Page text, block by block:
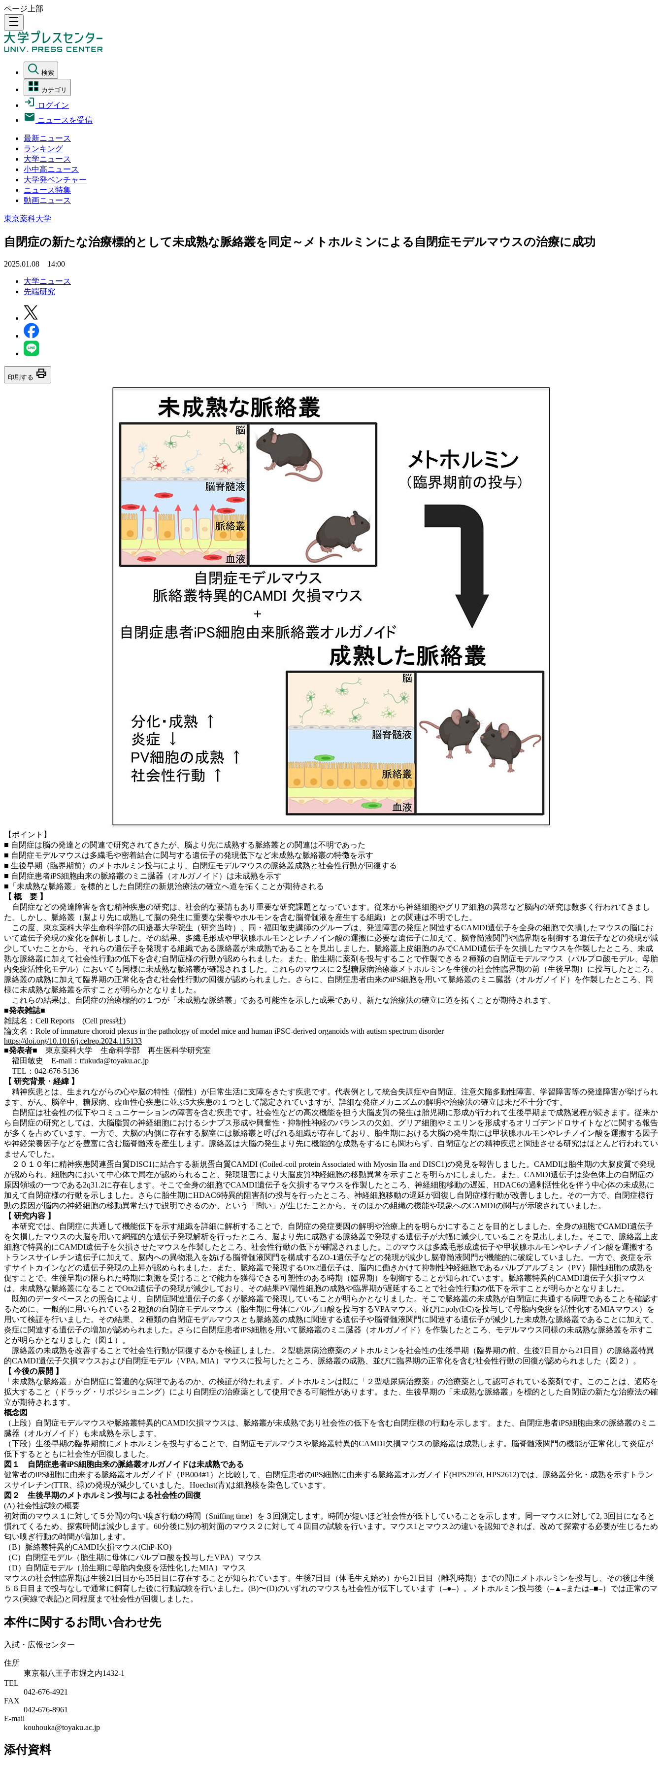
ページ上部
density_medium
検索
カテゴリ
ログイン
ニュースを受信
最新ニュース
ランキング
大学ニュース
小中高ニュース
大学発ベンチャー
ニュース特集
動画ニュース
東京薬科大学
自閉症の新たな治療標的として未成熟な脈絡叢を同定～メトホルミンによる自閉症モデルマウスの治療に成功
2025.01.08 14:00
大学ニュース
先端研究
印刷する print
【ポイント】
■ 自閉症は脳の発達との関連で研究されてきたが、脳より先に成熟する脈絡叢との関連は不明であった
■ 自閉症モデルマウスは多繊毛や密着結合に関与する遺伝子の発現低下など未成熟な脈絡叢の特徴を示す
■ 生後早期（臨界期前）のメトホルミン投与により、自閉症モデルマウスの脈絡叢成熟と社会性行動が回復する
■ 自閉症患者iPS細胞由来の脈絡叢のミニ臓器（オルガノイド）は未成熟を示す
■「未成熟な脈絡叢」を標的とした自閉症の新規治療法の確立へ道を拓くことが期待される
【 概 要 】
自閉症などの発達障害を含む精神疾患の研究は、社会的な要請もあり重要な研究課題となっています。従来から神経細胞やグリア細胞の異常など脳内の研究は数多く行われてきまし
た。しかし、脈絡叢（脳より先に成熟して脳の発生に重要な栄養やホルモンを含む脳脊髄液を産生する組織）との関連は不明でした。
この度、東京薬科大学生命科学部の田邉基大学院生（研究当時）、同・福田敏史講師のグループは、発達障害の発症と関連するCAMDI遺伝子を全身の細胞で欠損したマウスの脳にお
いて遺伝子発現の変化を解析しました。その結果、多繊毛形成や甲状腺ホルモンとレチノイン酸の運搬に必要な遺伝子に加えて、脳脊髄液関門や臨界期を制御する遺伝子などの発現が減
少していたことから、それらの遺伝子を発現する組織である脈絡叢が未成熟であることを見出しました。脈絡叢上皮細胞のみでCAMDI遺伝子を欠損したマウスを作製したところ、未成
熟な脈絡叢に加えて社会性行動の低下を含む自閉症様の行動が認められました。また、胎生期に薬剤を投与することで作製できる２種類の自閉症モデルマウス（バルプロ酸モデル、母胎
内免疫活性化モデル）においても同様に未成熟な脈絡叢が確認されました。これらのマウスに２型糖尿病治療薬メトホルミンを生後の社会性臨界期の前（生後早期）に投与したところ、
脈絡叢の成熟に加えて臨界期の正常化を含む社会性行動の回復が認められました。さらに、自閉症患者由来のiPS細胞を用いて脈絡叢のミニ臓器（オルガノイド）を作製したところ、同
様に未成熟な脈絡叢を示すことが明らかとなりました。
これらの結果は、自閉症の治療標的の１つが「未成熟な脈絡叢」である可能性を示した成果であり、新たな治療法の確立に道を拓くことが期待されます。
■発表雑誌■
雑誌名：Cell Reports (Cell press社)
論文名：Role of immature choroid plexus in the pathology of model mice and human iPSC-derived organoids with autism spectrum disorder
https://doi.org/10.1016/j.celrep.2024.115133
■発表者■ 東京薬科大学 生命科学部 再生医科学研究室
福田敏史 E-mail：tfukuda@toyaku.ac.jp
TEL：042-676-5136
【 研究背景・経緯 】
精神疾患とは、生まれながらの心や脳の特性（個性）が日常生活に支障をきたす疾患です。代表例として統合失調症や自閉症、注意欠陥多動性障害、学習障害等の発達障害が挙げられ
ます。がん、脳卒中、糖尿病、虚血性心疾患に並ぶ5大疾患の１つとして認定されていますが、詳細な発症メカニズムの解明や治療法の確立は未だ不十分です。
自閉症は社会性の低下やコミュニケーションの障害を含む疾患です。社会性などの高次機能を担う大脳皮質の発生は胎児期に形成が行われて生後早期まで成熟過程が続きます。従来か
ら自閉症の研究としては、大脳脂質の神経細胞におけるシナプス形成や興奮性・抑制性神経のバランスの欠如、グリア細胞やミエリンを形成するオリゴデンドロサイトなどに関する報告
が多くを占めています。一方で、大脳の内側に存在する脳室には脈絡叢と呼ばれる組織が存在しており、胎生期における大脳の発生期には甲状腺ホルモンやレチノイン酸を運搬する因子
や神経栄養因子などを豊富に含む脳脊髄液を産生します。脈絡叢は大脳の発生より先に機能的な成熟をするにも関わらず、自閉症などの精神疾患と関連させる研究はほとんど行われてい
ませんでした。
２０１０年に精神疾患関連蛋白質DISC1に結合する新規蛋白質CAMDI (Coiled-coil protein Associated with Myosin IIa and DISC1)の発見を報告しました。CAMDIは胎生期の大脳皮質で発現
が認められ、細胞内において中心体で局在が認められること、発現阻害により大脳皮質神経細胞の移動異常を示すことを明らかにしました。また、CAMDI遺伝子は染色体上の自閉症の
原因領域の一つである2q31.2に存在します。そこで全身の細胞でCAMDI遺伝子を欠損するマウスを作製したところ、神経細胞移動の遅延、HDAC6の過剰活性化を伴う中心体の未成熟に
加えて自閉症様の行動を示しました。さらに胎生期にHDAC6特異的阻害剤の投与を行ったところ、神経細胞移動の遅延が回復し自閉症様行動が改善しました。その一方で、自閉症様行
動の原因が脳内の神経細胞の移動異常だけで説明できるのか、という「問い」が生じたことから、そのほかの組織の機能や現象へのCAMDIの関与が示唆されていました。
【 研究内容 】
本研究では、自閉症に共通して機能低下を示す組織を詳細に解析することで、自閉症の発症要因の解明や治療上的を明らかにすることを目的としました。全身の細胞でCAMDI遺伝子
を欠損したマウスの大脳を用いて網羅的な遺伝子発現解析を行ったところ、脳より先に成熟する脈絡叢で発現する遺伝子が大幅に減少していることを見出しました。そこで、脈絡叢上皮
細胞で特異的にCAMDI遺伝子を欠損させたマウスを作製したところ、社会性行動の低下が確認されました。このマウスは多繊毛形成遺伝子や甲状腺ホルモンやレチノイン酸を運搬する
トランスサイレチン遺伝子に加えて、脳内への異物混入を妨げる脳脊髄液関門を構成するZO-1遺伝子などの発現が減少し脳脊髄液関門が機能的に破綻していました。一方で、炎症を示
すサイトカインなどの遺伝子発現の上昇が認められました。また、脈絡叢で発現するOtx2遺伝子は、脳内に働きかけて抑制性神経細胞であるパルブアルブミン（PV）陽性細胞の成熟を
促すことで、生後早期の限られた時期に刺激を受けることで能力を獲得できる可塑性のある時期（臨界期）を制御することが知られています。脈絡叢特異的CAMDI遺伝子欠損マウス
は、未成熟な脈絡叢になることでOtx2遺伝子の発現が減少しており、その結果PV陽性細胞の成熟や臨界期が遅延することで社会性行動の低下を示すことが明らかとなりました。
既知のデータベースとの照合により、自閉症関連遺伝子の多くが脈絡叢で発現していることが明らかとなりました。そこで脈絡叢の未成熟が自閉症に共通する病理であることを確認す
るために、一般的に用いられている２種類の自閉症モデルマウス（胎生期に母体にバルプロ酸を投与するVPAマウス、並びにpoly(I:C)を投与して母胎内免疫を活性化するMIAマウス）を
用いて検証を行いました。その結果、２種類の自閉症モデルマウスとも脈絡叢の成熟に関連する遺伝子や脳脊髄液関門に関連する遺伝子が減少した未成熟な脈絡叢であることに加えて、
炎症に関連する遺伝子の増加が認められました。さらに自閉症患者iPS細胞を用いて脈絡叢のミニ臓器（オルガノイド）を作製したところ、モデルマウス同様の未成熟な脈絡叢を示すこ
とが明らかとなりました（図１）。
脈絡叢の未成熟を改善することで社会性行動が回復するかを検証しました。２型糖尿病治療薬のメトホルミンを社会性の生後早期（臨界期の前、生後7日目から21日目）の脈絡叢特異
的CAMDI遺伝子欠損マウスおよび自閉症モデル（VPA, MIA）マウスに投与したところ、脈絡叢の成熟、並びに臨界期の正常化を含む社会性行動の回復が認められました（図２）。
【 今後の展開 】
「未成熟な脈絡叢」が自閉症に普遍的な病理であるのか、の検証が待たれます。メトホルミンは既に「２型糖尿病治療薬」の治療薬として認可されている薬剤です。このことは、適応を
拡大すること（ドラッグ・リポジショニング）により自閉症の治療薬として使用できる可能性があります。また、生後早期の「未成熟な脈絡叢」を標的とした自閉症の新たな治療法の確
立が期待されます。
概念図
（上段）自閉症モデルマウスや脈絡叢特異的CAMDI欠損マウスは、脈絡叢が未成熟であり社会性の低下を含む自閉症様の行動を示します。また、自閉症患者iPS細胞由来の脈絡叢のミニ
臓器（オルガノイド）も未成熟を示します。
（下段）生後早期の臨界期前にメトホルミンを投与することで、自閉症モデルマウスや脈絡叢特異的CAMDI欠損マウスの脈絡叢は成熟します。脳脊髄液関門の機能が正常化して炎症が
低下するとともに社会性が回復しました。
図 １
自閉症患者iPS細胞由来の脈絡叢オルガノイドは未成熟である
健常者のiPS細胞に由来する脈絡叢オルガノイド（PB004#1）と比較して、自閉症患者のiPS細胞に由来する脈絡叢オルガノイド(HPS2959, HPS2612)では、脈絡叢分化・成熟を示すトラン
スサイレチン(TTR、緑)の発現が減少していました。Hoechst(青)は細胞核を染色しています。
図 ２
生後早期のメトホルミン投与による社会性の回復
(A) 社会性試験の概要
初対面のマウス１に対して５分間の匂い嗅ぎ行動の時間（Sniffing time）を３回測定します。時間が短いほど社会性が低下していることを示します。同一マウスに対して2, 3回目になると
慣れてくるため、探索時間は減少します。60分後に別の初対面のマウス２に対して４回目の試験を行います。マウス1とマウス2の違いを認知できれば、改めて探索する必要が生じるため
匂い嗅ぎ行動の時間が増加します。
（B）脈絡叢特異的CAMDI欠損マウス(ChP-KO)
（C）自閉症モデル（胎生期に母体にバルプロ酸を投与したVPA）マウス
（D）自閉症モデル（胎生期に母胎内免疫を活性化したMIA）マウス
マウスの社会性臨界期は生後21日目から35日目に存在することが知られています。生後7日目（体毛生え始め）から21日目（離乳時期）までの間にメトホルミンを投与し、その後は生後
５６日目まで投与なしで通常に飼育した後に行動試験を行いました。(B)〜(D)のいずれのマウスも社会性が低下しています（–●–）。メトホルミン投与後（–▲–または–■–）では正常のマ
ウス(実線で表記)と同程度まで社会性が回復しました。
本件に関するお問い合わせ先
入試・広報センター
住所
東京都八王子市堀之内1432-1
TEL
042-676-4921
FAX
042-676-8961
E-mail
kouhouka@toyaku.ac.jp
添付資料